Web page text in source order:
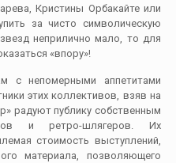
Кристины Орбакайте или
за чисто символическую
неприлично мало, то для
«впору»!
с непомерными аппетитами
этих коллективов, взяв на
радуют публику собственным
и ретро-шлягеров. Их
стоимость выступлений,
материала, позволяющего